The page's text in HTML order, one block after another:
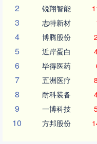
2 锐翔智能
3 志特新材
4 博腾股份
5 近岸蛋白
6 毕得医药
7 五洲医疗
8 耐科装备
9 一博科技
10 方邦股份